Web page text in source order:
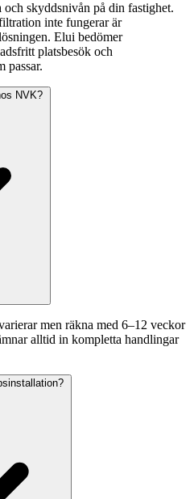
skyddsnivån på din fastighet.
inte fungerar är
Elui bedömer
platsbesök och
passar.
NVK?
men räkna med 6–12 veckor
alltid in kompletta handlingar